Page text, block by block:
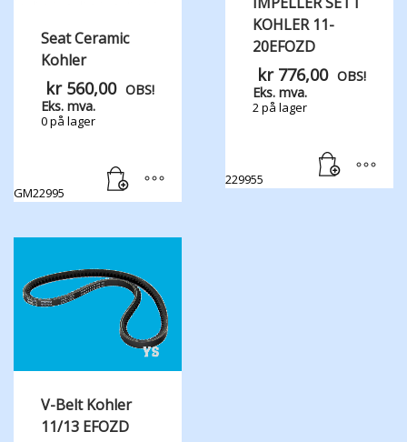
Seat Ceramic
Kohler
kr560,00 OBS!
Eks. mva.
0 på lager
GM22995
KOHLER 11-
20EFOZD
kr776,00 OBS!
Eks. mva.
2 på lager
229955
V-Belt Kohler
11/13 EFOZD